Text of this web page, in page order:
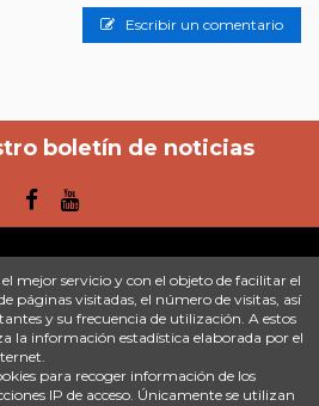
Escribir un comentario
boletín de noticias
con nosotros
Aviso legal
de datos
de envío
mejor servicio y con el objeto de facilitar el
páginas visitadas, el número de visitas, así
y su frecuencia de utilización. A estos
la información estadística elaborada por el
para recoger información de los
IP de acceso. Únicamente se utilizan